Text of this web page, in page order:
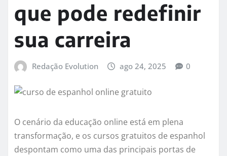
que pode redefinir
sua carreira
Redação Evolution ago 24, 2025 0
O cenário da educação online está em plena
transformação, e os cursos gratuitos de espanhol
despontam como uma das principais portas de